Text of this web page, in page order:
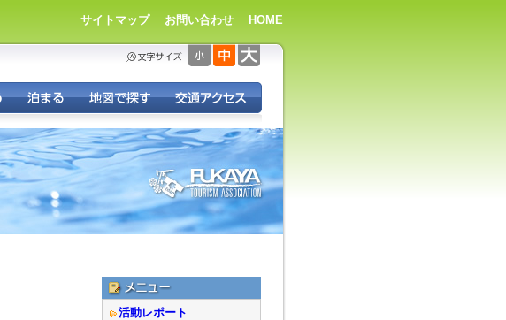
サイトマップ お問い合わせ HOME
活動レポート